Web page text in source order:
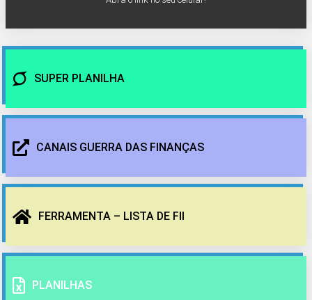
SUPER PLANILHA
CANAIS GUERRA DAS FINANÇAS
FERRAMENTA – LISTA DE FII
PLANILHAS